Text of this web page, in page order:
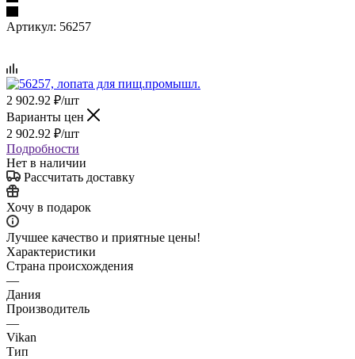
Артикул: 56257
2 902.92 ₽/шт
Варианты цен
2 902.92 ₽/шт
Подробности
Нет в наличии
Рассчитать доставку
Хочу в подарок
Лучшее качество и приятные цены!
Характеристики
Страна происхождения
—
Дания
Производитель
—
Vikan
Тип